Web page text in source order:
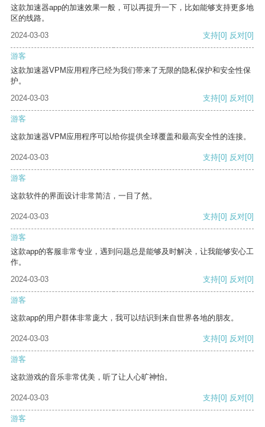
这款加速器app的加速效果一般，可以再提升一下，比如能够支持更多地
区的线路。
2024-03-03
支持[0] 反对[0]
游客
这款加速器VPM应用程序已经为我们带来了无限的隐私保护和安全性保
护。
2024-03-03
支持[0] 反对[0]
游客
这款加速器VPM应用程序可以给你提供全球覆盖和最高安全性的连接。
2024-03-03 支持[0] 反对[0]
游客
这款软件的界面设计非常简洁，一目了然。
2024-03-03 支持[0] 反对[0]
游客
这款app的客服非常专业，遇到问题总是能够及时解决，让我能够安心工
作。
2024-03-03
支持[0] 反对[0]
游客
这款app的用户群体非常庞大，我可以结识到来自世界各地的朋友。
2024-03-03 支持[0] 反对[0]
游客
这款游戏的音乐非常优美，听了让人心旷神怡。
2024-03-03 支持[0] 反对[0]
游客